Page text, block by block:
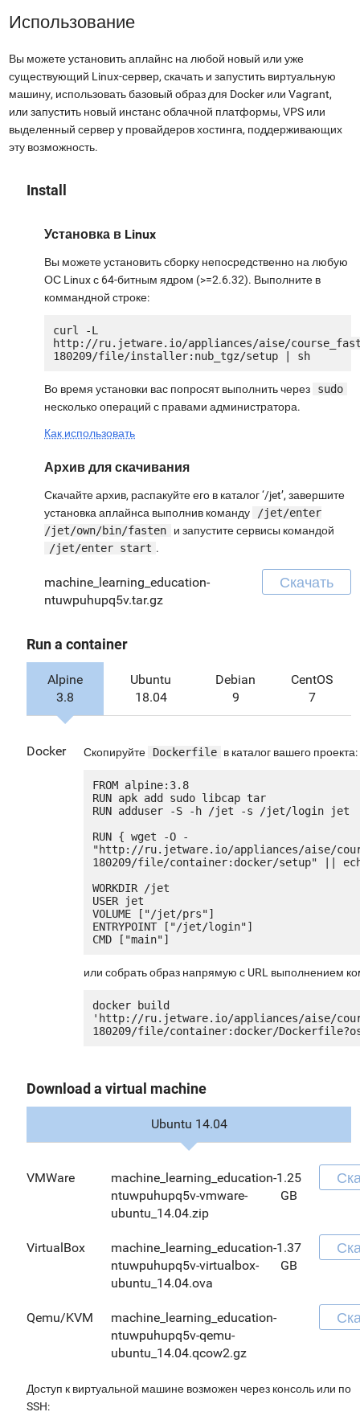
Использование
Вы можете установить аплайнс на любой новый или уже
существующий Linux-сервер, скачать и запустить виртуальную
машину, использовать базовый образ для Docker или Vagrant,
или запустить новый инстанс облачной платформы, VPS или
выделенный сервер у провайдеров хостинга, поддерживающих
эту возможность.
Install
Установка в Linux
Вы можете установить сборку непосредственно на любую
ОС Linux с 64-битным ядром (>=2.6.32). Выполните в
коммандной строке:
curl -L
http://ru.jetware.io/appliances/aise/
Во время установки вас попросят выполнить через
sudo
несколько операций с правами администратора.
Как использовать
Архив для скачивания
Скачайте архив, распакуйте его в каталог ‘/jet’, завершите
установка аплайнса выполнив команду
/jet/enter
/jet/own/bin/fasten
и запустите сервисы командой
/jet/enter start .
machine_learning_education-
ntuwpuhupq5v.tar.gz
Скачать
Run a container
Alpine
3.8
Ubuntu
18.04
Debian
9
CentOS
7
Docker Скопируйте Dockerfile в каталог вашего проекта:
FROM alpine:3.8
RUN apk add sudo libcap tar
RUN adduser -S -h /jet -s /jet/login jet
RUN { wget -O -
"http://ru.jetware.io/appliances/aise/
180209/file/container:docker/setup" ||
WORKDIR /jet
USER jet
VOLUME ["/jet/prs"]
ENTRYPOINT ["/jet/login"]
или собрать образ напрямую с URL выполнением
docker build
'http://ru.jetware.io/appliances/aise/
Download a virtual machine
Ubuntu 14.04
VMWare
machine_learning_education-
ntuwpuhupq5v-vmware-
ubuntu_14.04.zip
1.25
GB
VirtualBox
machine_learning_education-
ntuwpuhupq5v-virtualbox-
ubuntu_14.04.ova
1.37
GB
Qemu/KVM
machine_learning_education-
ntuwpuhupq5v-qemu-
ubuntu_14.04.qcow2.gz
Доступ к виртуальной машине возможен через консоль или по
SSH: